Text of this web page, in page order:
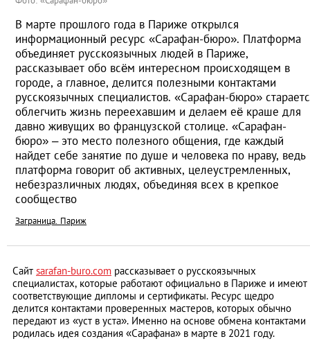
В марте прошлого года в Париже открылся
информационный ресурс «Сарафан-бюро». Платформа
объединяет русскоязычных людей в Париже,
рассказывает обо всём интересном происходящем в
городе, а главное, делится полезными контактами
русскоязычных специалистов. «Сарафан-бюро»
облегчить жизнь переехавшим и делаем её краше для
давно живущих во французской столице. «Сарафан-
бюро» – это место полезного общения, где каждый
найдет себе занятие по душе и человека по нраву, ведь
платформа говорит об активных, целеустремленных,
небезразличных людях, объединяя всех в крепкое
сообщество
Заграница. Париж
Сайт sarafan-buro.com рассказывает о русскоязычных
специалистах, которые работают официально в Париже и имеют
соответствующие дипломы и сертификаты. Ресурс щедро
делится контактами проверенных мастеров, которых обычно
передают из «уст в уста». Именно на основе обмена контактами
родилась идея создания «Сарафана» в марте в 2021 году.